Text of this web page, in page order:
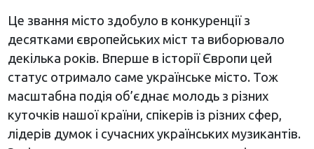
Це звання місто здобуло в конкуренції з
десятками європейських міст та виборювало
декілька років. Вперше в історії Європи цей
статус отримало саме українське місто. Тож
масштабна подія об’єднає молодь з різних
куточків нашої країни, спікерів із різних сфер,
лідерів думок і сучасних українських музикантів.